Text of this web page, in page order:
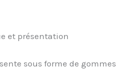
et présentation
sous forme de gommes